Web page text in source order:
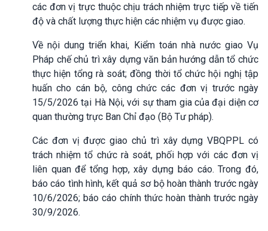
các đơn vị trực thuộc chịu trách nhiệm trực tiếp về tiến
độ và chất lượng thực hiện các nhiệm vụ được giao.
Về nội dung triển khai, Kiểm toán nhà nước giao Vụ
Pháp chế chủ trì xây dựng văn bản hướng dẫn tổ chức
thực hiện tổng rà soát; đồng thời tổ chức hội nghị tập
huấn cho cán bộ, công chức các đơn vị trước ngày
15/5/2026 tại Hà Nội, với sự tham gia của đại diện cơ
quan thường trực Ban Chỉ đạo (Bộ Tư pháp).
Các đơn vị được giao chủ trì xây dựng VBQPPL có
trách nhiệm tổ chức rà soát, phối hợp với các đơn vị
liên quan để tổng hợp, xây dựng báo cáo. Trong đó,
báo cáo tình hình, kết quả sơ bộ hoàn thành trước ngày
10/6/2026; báo cáo chính thức hoàn thành trước ngày
30/9/2026.